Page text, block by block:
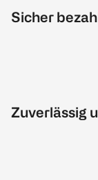
Sicher
Zuverlässig